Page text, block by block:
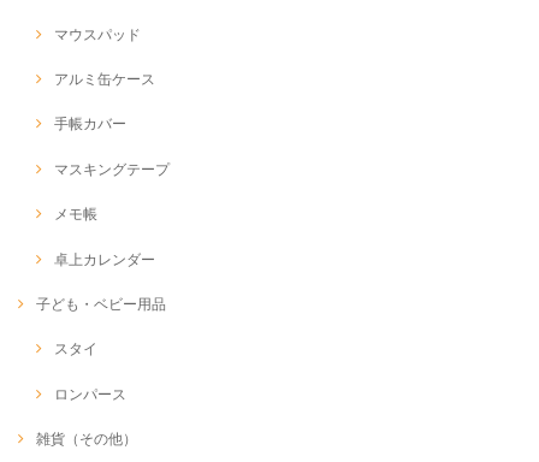
マウスパッド
アルミ缶ケース
手帳カバー
マスキングテープ
メモ帳
卓上カレンダー
子ども・ベビー用品
スタイ
ロンパース
雑貨（その他）